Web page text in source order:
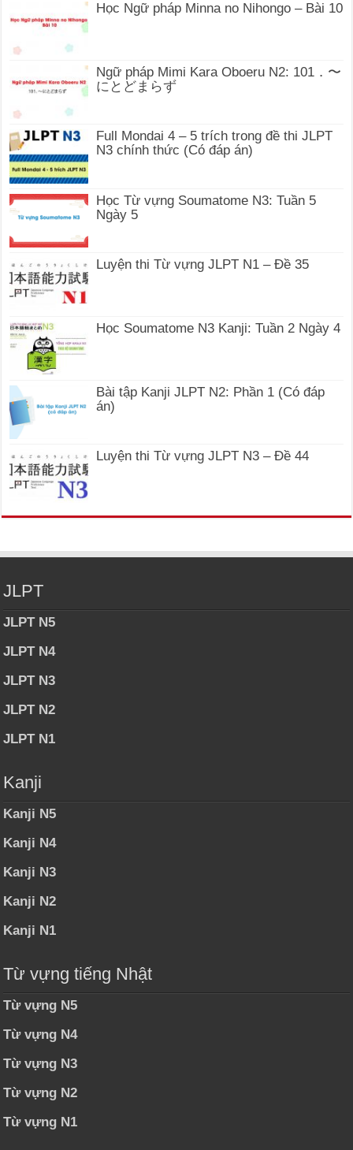
Học Ngữ pháp Minna no Nihongo – Bài 10
Ngữ pháp Mimi Kara Oboeru N2: 101．〜
にとどまらず
Full Mondai 4 – 5 trích trong đề thi JLPT
N3 chính thức (Có đáp án)
Học Từ vựng Soumatome N3: Tuần 5
Ngày 5
Luyện thi Từ vựng JLPT N1 – Đề 35
Học Soumatome N3 Kanji: Tuần 2 Ngày 4
Bài tập Kanji JLPT N2: Phần 1 (Có đáp
án)
Luyện thi Từ vựng JLPT N3 – Đề 44
JLPT
JLPT N5
JLPT N4
JLPT N3
JLPT N2
JLPT N1
Kanji
Kanji N5
Kanji N4
Kanji N3
Kanji N2
Kanji N1
Từ vựng tiếng Nhật
Từ vựng N5
Từ vựng N4
Từ vựng N3
Từ vựng N2
Từ vựng N1